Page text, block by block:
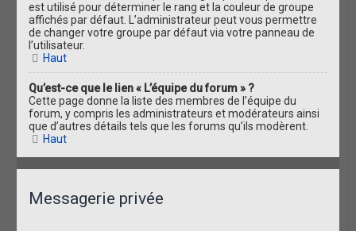
est utilisé pour déterminer le rang et la couleur de groupe
affichés par défaut. L’administrateur peut vous permettre
de changer votre groupe par défaut via votre panneau de
l’utilisateur.
Haut
Qu’est-ce que le lien « L’équipe du forum » ?
Cette page donne la liste des membres de l’équipe du
forum, y compris les administrateurs et modérateurs ainsi
que d’autres détails tels que les forums qu’ils modèrent.
Haut
Messagerie privée